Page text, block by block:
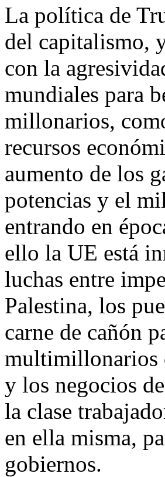
La política de
del capitalismo,
con la
mundiales para
millonarios,
recursos
aumento de los
potencias y el
entrando en
ello la UE está
luchas entre
Palestina, los
carne de cañón
multimillonarios
y los negocios
la clase
en ella misma,
gobiernos.